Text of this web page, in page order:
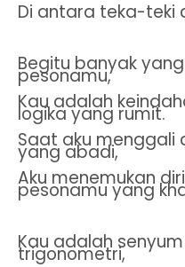
Di antara teka-teki
Begitu banyak
pesonamu,
Kau adalah
logika yang rumit.
Saat aku
yang abadi,
Aku menemukan
pesonamu yang
Kau adalah
trigonometri,